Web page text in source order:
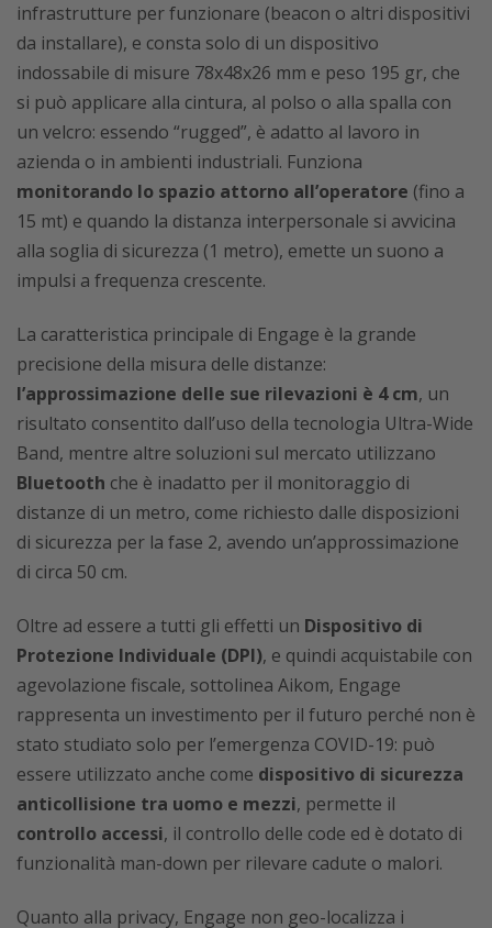
infrastrutture per funzionare (beacon o altri dispositivi
da installare), e consta solo di un dispositivo
indossabile di misure 78x48x26 mm e peso 195 gr, che
si può applicare alla cintura, al polso o alla spalla con
un velcro: essendo “rugged”, è adatto al lavoro in
azienda o in ambienti industriali. Funziona
monitorando lo spazio attorno all’operatore (fino a
15 mt) e quando la distanza interpersonale si avvicina
alla soglia di sicurezza (1 metro), emette un suono a
impulsi a frequenza crescente.
La caratteristica principale di Engage è la grande
precisione della misura delle distanze:
l’approssimazione delle sue rilevazioni è 4 cm, un
risultato consentito dall’uso della tecnologia Ultra-Wide
Band, mentre altre soluzioni sul mercato utilizzano
Bluetooth che è inadatto per il monitoraggio di
distanze di un metro, come richiesto dalle disposizioni
di sicurezza per la fase 2, avendo un’approssimazione
di circa 50 cm.
Oltre ad essere a tutti gli effetti un Dispositivo di
Protezione Individuale (DPI), e quindi acquistabile con
agevolazione fiscale, sottolinea Aikom, Engage
rappresenta un investimento per il futuro perché non è
stato studiato solo per l’emergenza COVID-19: può
essere utilizzato anche come dispositivo di sicurezza
anticollisione tra uomo e mezzi, permette il
controllo accessi, il controllo delle code ed è dotato di
funzionalità man-down per rilevare cadute o malori.
Quanto alla privacy, Engage non geo-localizza i